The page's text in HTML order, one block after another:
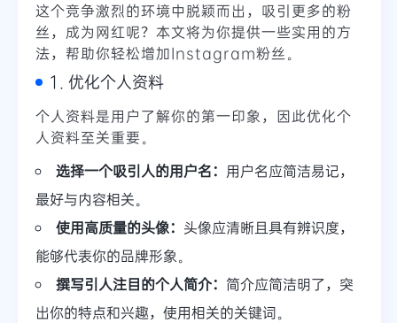
这个竞争激烈的环境中脱颖而出，吸引更多的粉
丝，成为网红呢？本文将为你提供一些实用的方
法，帮助你轻松增加Instagram粉丝。
1. 优化个人资料
个人资料是用户了解你的第一印象，因此优化个
人资料至关重要。
选择一个吸引人的用户名： 用户名应简洁易记，
最好与内容相关。
使用高质量的头像： 头像应清晰且具有辨识度，
能够代表你的品牌形象。
撰写引人注目的个人简介： 简介应简洁明了，突
出你的特点和兴趣，使用相关的关键词。